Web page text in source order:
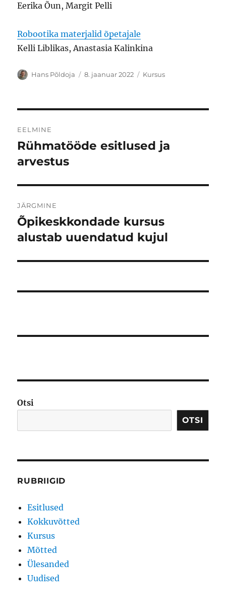
Eerika Õun, Margit Pelli
Robootika materjalid õpetajale
Kelli Liblikas, Anastasia Kalinkina
Autor
Hans Põldoja Postitatud
8. jaanuar 2022 Rubriigid
Kursus
EELMINE
Eelmine
postitus:
Rühmatööde esitlused ja
arvestus
JÄRGMINE
Järgmine
postitus:
Õpikeskkondade kursus
alustab uuendatud kujul
Otsi
OTSI
RUBRIIGID
Esitlused
Kokkuvõtted
Kursus
Mõtted
Ülesanded
Uudised